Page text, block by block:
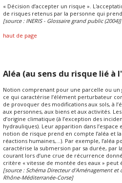
« Décision d’accepter un risque ».
de risques retenus par la personne qui prend
[source : INERIS - Glossaire grand public (2004)]
haut de page
Aléa (au sens du risque lié à
Notion comprenant pour une parcelle ou
ce qui caractérise l’élément perturbateur
de provoquer des modifications aux sols, à
aux personnes, aux biens et aux activités.
d’origine climatique (à l’exception des
hydrauliques). Leur apparition dans
notion de risque prend en compte l’aléa et
réactions humaines,...). Par exemple, l’aléa
caractérise la submersion par sa durée, par
courant lors d’une crue de récurrence
critère « vitesse de montée des eaux » peut
[source : Schéma Directeur d'Aménagement et
Rhône-Méditerranée-Corse]